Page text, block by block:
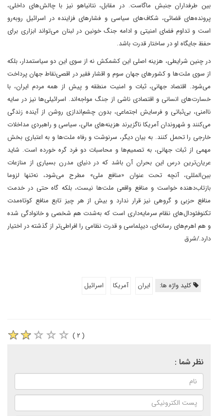
بین طرفداران جنبش ماگا‌ست. در مقابل، نتانیاهو نیز با چالش‌های داخلی،
پرونده‌های قضائی، شکاف‌های سیاسی و فشارهای فزاینده در اسرائیل روبه‌رو
است و تداوم فضای امنیتی و ادامه جنگ خونین در لبنان می‌تواند ابزاری برای
حفظ جایگاه او در ساختار قدرت باشد.
در چنین شرایطی، هزینه اصلی این کشمکش نه از سوی این دو سیاستمدار، بلکه
از سوی ملت‌ها و کشورهای جهان سوم و اقشار فقیر در اقصی‌نقاط جهان پرداخت
می‌شود. اقتصاد جهانی، ثبات و امنیت منطقه و پیش از همه مردم ایران، با
خسارت‌های انسانی و اقتصادی ناشی از جنگ مواجه‌اند. اسرائیلی‌ها نیز در سایه
ناامنی، بی‌ثباتی و فرسایش اجتماعی، بدون چشم‌اندازی روشن از آینده زندگی
می‌کنند و شهروندان آمریکا ناگزیرند هزینه‌های مالی، سیاسی و راهبردی مداخلات
خارجی را تحمل کنند. به بیان دیگر، سرنوشت و رفاه ملت‌ها و به اعتباری بخش
مهمی از ثبات جهانی، به تصمیم‌ها و محاسبات دو فرد گره خورده است. شاید
عریان‌ترین درس این بحران آن باشد که در دنیای مدرن بسیاری از منازعات
بین‌المللی، آنچه تحت عنوان «منافع ملی» مطرح می‌شود، نه‌تنها لزوما
بازتاب‌دهنده خواست و منافع واقعی ملت‌ها نیست، بلکه گاه حتی در خدمت
منافع حزبی و گروهی نیز قرار ندارد و بیش از هر چیز تابع منافع کوتاه‌مدت
تکنوفئودال‌های نظام سرمایه‌داری است که به‌شدت هم شخصی و خانوادگی شده
و هم اهرم‌های رسانه‌ای، دیپلماسی و قدرت نظامی را افراطی‌تر از گذشته در اختیار
دارد./شرق
کلید واژه ها: ایران آمریکا اسرائیل
( ۲ )
نظر شما :